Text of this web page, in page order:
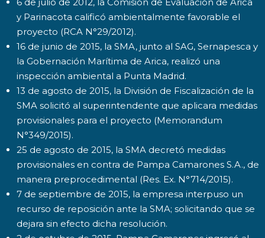
y Parinacota calificó ambientalmente favorable el
proyecto (RCA N°29/2012).
16 de junio de 2015, la SMA, junto al SAG, Sernapesca y
la Gobernación Marítima de Arica, realizó una
inspección ambiental a Punta Madrid.
13 de agosto de 2015, la División de Fiscalización de la
SMA solicitó al superintendente que aplicara medidas
provisionales para el proyecto (Memorandum
N°349/2015).
25 de agosto de 2015, la SMA decretó medidas
provisionales en contra de Pampa Camarones S.A., de
manera preprocedimental (Res. Ex. N°714/2015).
7 de septiembre de 2015, la empresa interpuso un
recurso de reposición ante la SMA; solicitando que se
dejara sin efecto dicha resolución.